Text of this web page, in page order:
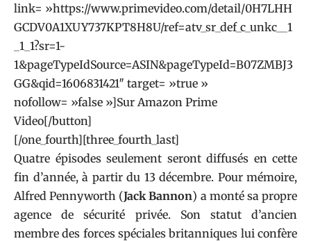
link= »https://www.primevideo.com/detail/0H7LHH
GCDV0A1XUY737KPT8H8U/ref=atv_sr_def_c_unkc__1
_1_1?sr=1-
1&pageTypeIdSource=ASIN&pageTypeId=B07ZMBJ3
GG&qid=1606831421″ target= »true »
nofollow= »false »]Sur Amazon Prime
Video[/button]
[/one_fourth][three_fourth_last]
Quatre épisodes seulement seront diffusés en cette
fin d’année, à partir du 13 décembre. Pour mémoire,
Alfred Pennyworth (Jack Bannon) a monté sa propre
agence de sécurité privée. Son statut d’ancien
membre des forces spéciales britanniques lui confère